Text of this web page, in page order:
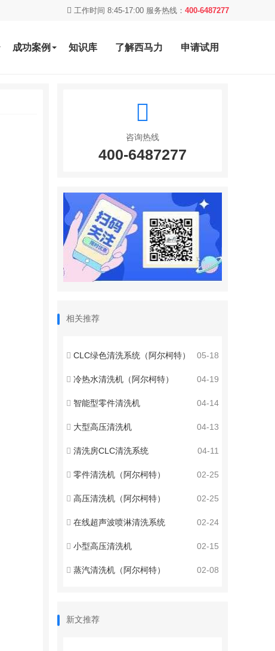
工作时间 8:45-17:00 服务热线： 400-6487277
成功案例 知识库 了解西马力 申请试用
咨询热线
400-6487277
相关推荐
05-18
CLC绿色清洗系统（阿尔柯特）
04-19
冷热水清洗机（阿尔柯特）
04-14
智能型零件清洗机
04-13
大型高压清洗机
04-11
清洗房CLC清洗系统
02-25
零件清洗机（阿尔柯特）
02-25
高压清洗机（阿尔柯特）
02-24
在线超声波喷淋清洗系统
02-15
小型高压清洗机
02-08
蒸汽清洗机（阿尔柯特）
新文推荐